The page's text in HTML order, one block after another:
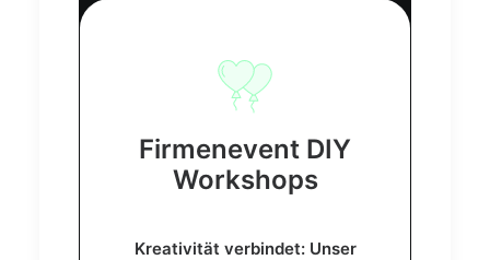
Firmenevent DIY
Workshops
Kreativität verbindet: Unser